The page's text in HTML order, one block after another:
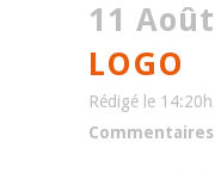
11 Août
LOGO
Rédigé le 14:20h
Commentaires